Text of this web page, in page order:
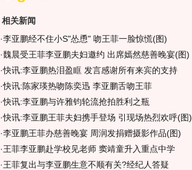
相关新闻
·李亚鹏经不住小S"怂恿" 吻王菲一脸惊慌(图)
·魏晨受王菲李亚鹏夫妇邀约 出席嫣然慈善晚宴(图)
·快讯:李亚鹏热泪盈眶 发言感谢所有来宾的支持
·快讯:陈家瑛热吻陈奕迅 李亚鹏舌吻王菲
·快讯:李亚鹏与许雅钧轮流抢拍胜利之瓶
·快讯:李亚鹏王菲夫妇携手登场 引现场热烈欢呼(图)
·李亚鹏王菲办慈善晚宴 周润发捐赠摄影作品(图)
·王菲李亚鹏赴学校见老师 窦靖童升入重点中学
·王菲复出与李亚鹏生意不顺有关?经纪人答疑